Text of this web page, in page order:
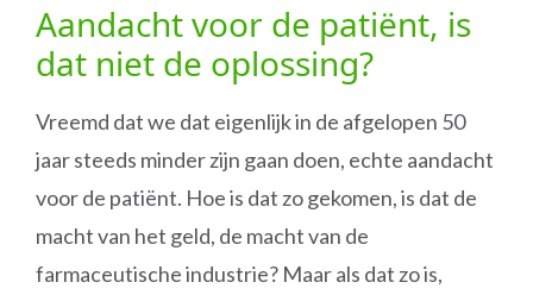
Aandacht voor de patiënt, is
dat niet de oplossing?
Vreemd dat we dat eigenlijk in de afgelopen 50
jaar steeds minder zijn gaan doen, echte aandacht
voor de patiënt. Hoe is dat zo gekomen, is dat de
macht van het geld, de macht van de
farmaceutische industrie? Maar als dat zo is,